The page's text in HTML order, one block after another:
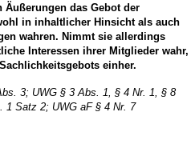
das Gebot der
in inhaltlicher Hinsicht als auch
wahren. Nimmt sie allerdings
Interessen ihrer Mitglieder wahr,
einher.
3; UWG § 3 Abs. 1, § 4 Nr. 1, § 8
1 Satz 2; UWG aF § 4 Nr. 7